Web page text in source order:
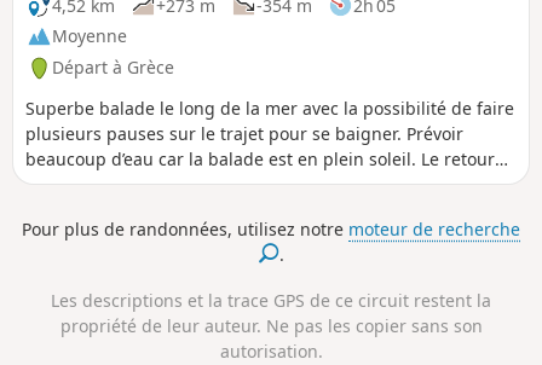
4,52 km
+273 m -354 m
2h 05
Moyenne
Départ à Grèce
Superbe balade le long de la mer avec la possibilité de faire
plusieurs pauses sur le trajet pour se baigner. Prévoir
beaucoup d’eau car la balade est en plein soleil. Le retour
peut se faire par le même chemin, ou alors en prenant un
Pour plus de randonnées, utilisez notre moteur de recherche
.
Les descriptions et la trace GPS de ce circuit restent la
propriété de leur auteur. Ne pas les copier sans son
autorisation.